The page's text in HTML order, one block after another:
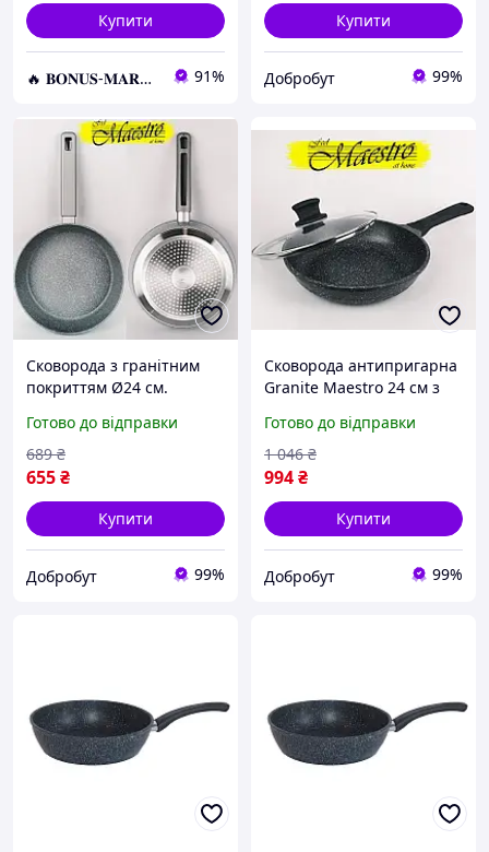
Купити
🔥 𝐁𝐎𝐍𝐔𝐒-𝐌𝐀𝐑𝐊𝐄𝐓 🔥 – Трендові товари по найкращім цінам 91%
Купити
Добробут 99%
Сковорода з гранітним
покриттям Ø24 см.
Готово до відправки
655₴
689 ₴
Купити
Добробут 99%
Сковорода антипригарна
Granite Maestro 24 см з
Готово до відправки
994₴
1 046 ₴
Купити
Добробут 99%